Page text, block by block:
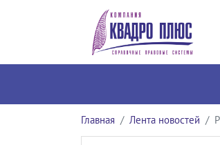
Главная Лента новостей